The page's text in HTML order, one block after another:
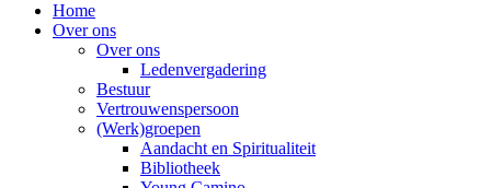
Home
Over ons
Over ons
Ledenvergadering
Bestuur
Vertrouwenspersoon
(Werk)groepen
Aandacht en Spiritualiteit
Bibliotheek